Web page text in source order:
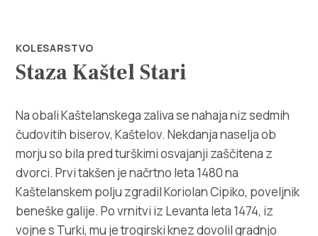
Info
Multimedija
Safe in Dalmatia
sl
KOLESARSTVO
Staza Kaštel Stari
Na obali Kaštelanskega zaliva se nahaja niz sedmih
čudovitih biserov, Kaštelov. Nekdanja naselja ob
morju so bila pred turškimi osvajanji zaščitena z
dvorci. Prvi takšen je načrtno leta 1480 na
Kaštelanskem polju zgradil Koriolan Cipiko, poveljnik
beneške galije. Po vrnitvi iz Levanta leta 1474, iz
vojne s Turki, mu je trogirski knez dovolil gradnjo